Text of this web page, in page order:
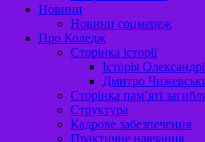
Новини
Новини соцмереж
Про Коледж
Сторінка історії
Історія
Дмитро
Сторінка пам’яті
Структура
Кадрове забезпечення
Практичне навчання